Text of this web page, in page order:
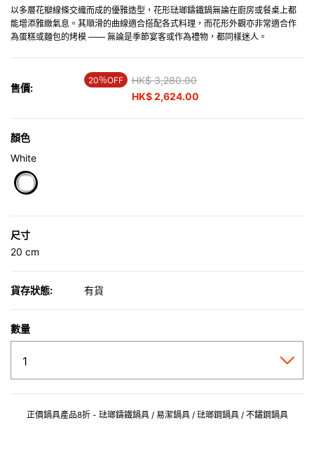
以多層花瓣線條交織而成的優雅造型，花形琺瑯鑄鐵鍋無論在廚房或餐桌上都
能增添雅緻氣息。其順滑的曲線適合搭配各式料理，而花形外觀亦非常適合作
為蛋糕或麵包的烤模 —— 無論是季節宴客或作為禮物，都同樣迷人。
售價:
20％OFF Price reduced from
HK$ 3,280.00to
HK$ 2,624.00
顏色
White
尺寸
20 cm
貨存狀態: 有貨
數量
正價鍋具產品8折 - 琺瑯鑄鐵鍋具 / 易潔鍋具 / 琺瑯鋼鍋具 / 不鏽鋼鍋具